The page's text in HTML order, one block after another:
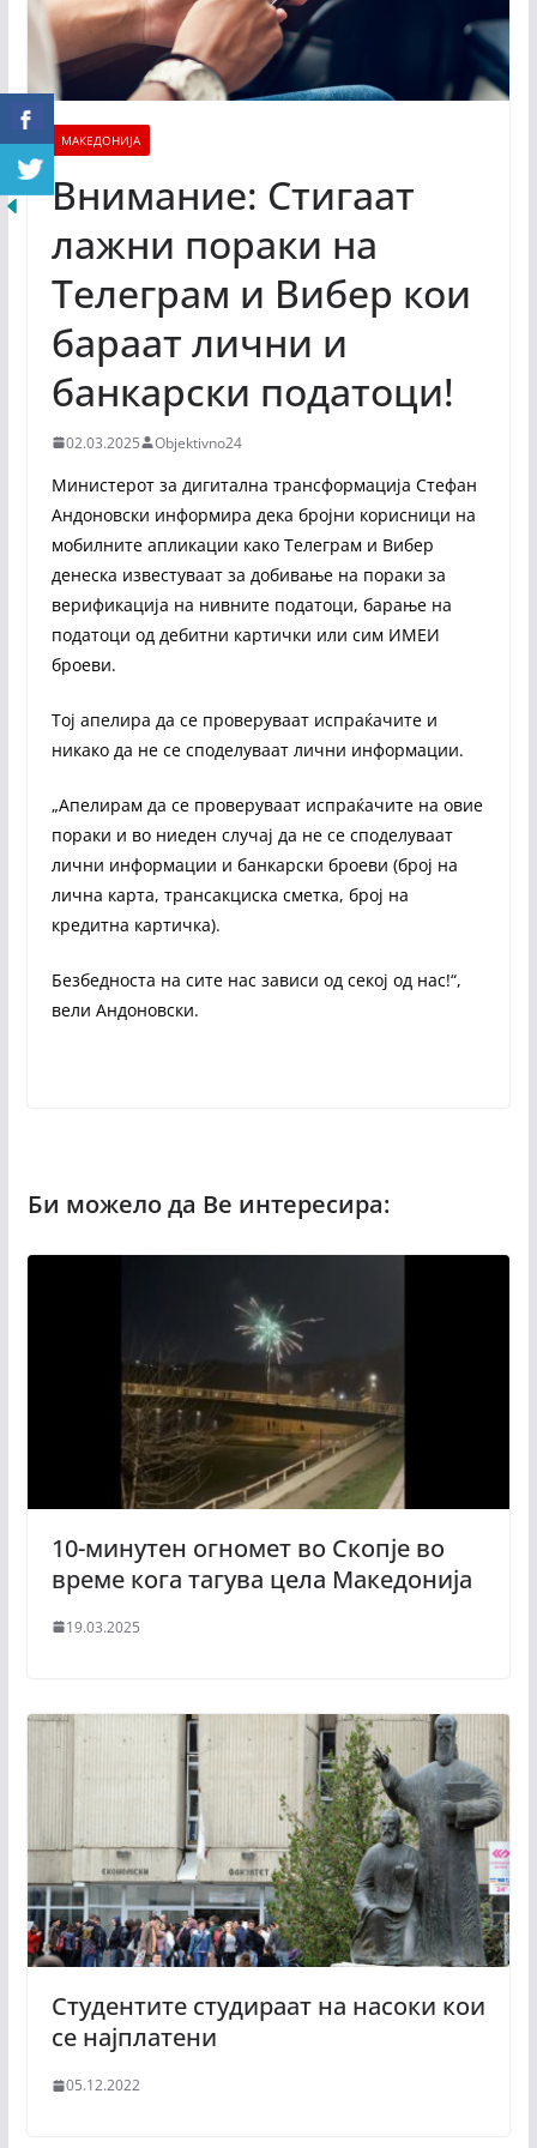
МАКЕДОНИЈА
Внимание: Стигаат
лажни пораки на
Телеграм и Вибер кои
бараат лични и
банкарски податоци!
02.03.2025 Objektivno24
Министерот за дигитална трансформација Стефан
Андоновски информира дека бројни корисници на
мобилните апликации како Телеграм и Вибер
денеска известуваат за добивање на пораки за
верификација на нивните податоци, барање на
податоци од дебитни картички или сим ИМЕИ
броеви.
Тој апелира да се проверуваат испраќачите и
никако да не се споделуваат лични информации.
„Апелирам да се проверуваат испраќачите на овие
пораки и во ниеден случај да не се споделуваат
лични информации и банкарски броеви (број на
лична карта, трансакциска сметка, број на
кредитна картичка).
Безбедноста на сите нас зависи од секој од нас!“,
вели Андоновски.
10-минутен огномет во Скопје во
време кога тагува цела Македонија
19.03.2025
Студентите студираат на насоки кои
се најплатени
05.12.2022